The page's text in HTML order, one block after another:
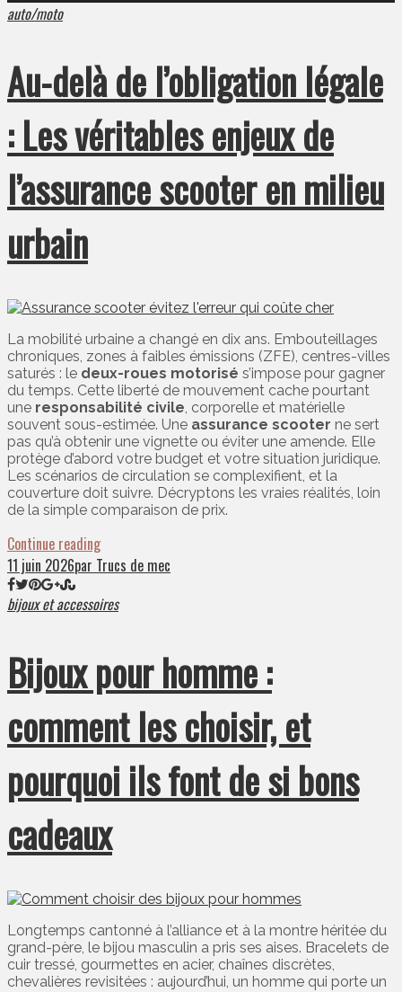
auto/moto
Au-delà de l’obligation légale
: Les véritables enjeux de
l’assurance scooter en milieu
urbain
La mobilité urbaine a changé en dix ans. Embouteillages
chroniques, zones à faibles émissions (ZFE), centres-villes
saturés : le deux-roues motorisé s’impose pour gagner
du temps. Cette liberté de mouvement cache pourtant
une responsabilité civile, corporelle et matérielle
souvent sous-estimée. Une assurance scooter ne sert
pas qu’à obtenir une vignette ou éviter une amende. Elle
protège d’abord votre budget et votre situation juridique.
Les scénarios de circulation se complexifient, et la
couverture doit suivre. Décryptons les vraies réalités, loin
de la simple comparaison de prix.
Continue reading
11 juin 2026par Trucs de mec
bijoux et accessoires
Bijoux pour homme :
comment les choisir, et
pourquoi ils font de si bons
cadeaux
Longtemps cantonné à l’alliance et à la montre héritée du
grand-père, le bijou masculin a pris ses aises. Bracelets de
cuir tressé, gourmettes en acier, chaînes discrètes,
chevalières revisitées : aujourd’hui, un homme qui porte un